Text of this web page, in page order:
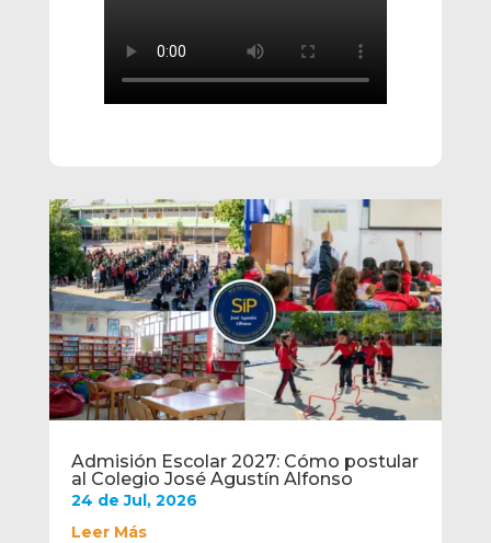
Admisión Escolar 2027: Cómo postular
al Colegio José Agustín Alfonso
24 de Jul, 2026
Leer Más